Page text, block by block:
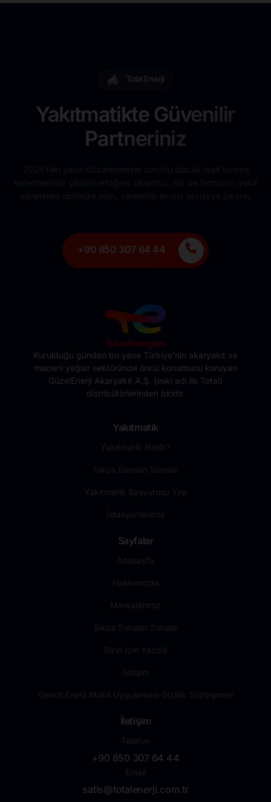
Total Enerji
Yakıtmatikte Güvenilir
Partneriniz
+90 850 307 64 44
Kurulduğu günden bu yana Türkiye’nin akaryakıt ve
madeni yağlar sektöründe öncü konumunu koruyan
GüzelEnerji Akaryakıt A.Ş. (eski adı ile Total)
distribütörlerinden biridir.
Yakıtmatik
Yakıtmatik Nedir?
Sıkça Sorulan Sorular
Yakıtmatik Başvurusu Yap
İstasyonlarımız
Sayfalar
Anasayfa
Hakkımızda
Markalarımız
Sıkça Sorulan Sorular
Sizin İçin Yazdık
İletişim
Genoil Enerji Mobil Uygulaması Gizlilik Sözleşmesi
İletişim
Telefon
+90 850 307 64 44
Email
satis@totalenerji.com.tr